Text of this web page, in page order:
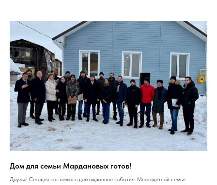
Дом для семьи Мардановых готов!
Друзья! Сегодня состоялось долгожданное событие. Многодетной семье